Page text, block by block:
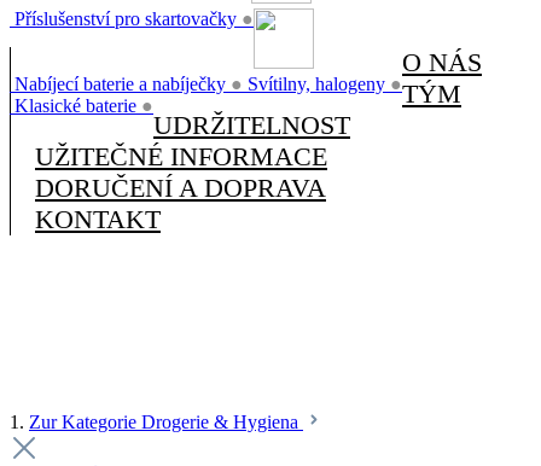
Příslušenství pro skartovačky ●
Nabíjecí baterie a nabíječky ● Svítilny, halogeny ●
Klasické baterie ●
O NÁS
TÝM
UDRŽITELNOST
UŽITEČNÉ INFORMACE
DORUČENÍ A DOPRAVA
KONTAKT
1. Zur Kategorie Drogerie & Hygiena